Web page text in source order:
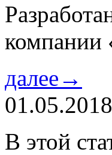
компании
далее→
01.05.2018
В этой